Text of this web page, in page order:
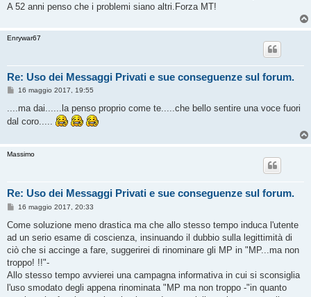
A 52 anni penso che i problemi siano altri.Forza MT!
Enrywar67
Re: Uso dei Messaggi Privati e sue conseguenze sul forum.
M
a
o
16 maggio 2017, 19:55
....ma dai......la penso proprio come te.....che bello sentire una voce fuori
dal coro.....
Massimo
Re: Uso dei Messaggi Privati e sue conseguenze sul forum.
M
s
a
g
i
o
16 maggio 2017, 20:33
Come soluzione meno drastica ma che allo stesso tempo induca l'utente
ad un serio esame di coscienza, insinuando il dubbio sulla legittimità di
ciò che si accinge a fare, suggerirei di rinominare gli MP in "MP...ma non
troppo! !!"-
Allo stesso tempo avvierei una campagna informativa in cui si sconsiglia
l'uso smodato degli appena rinominata "MP ma non troppo -"in quanto